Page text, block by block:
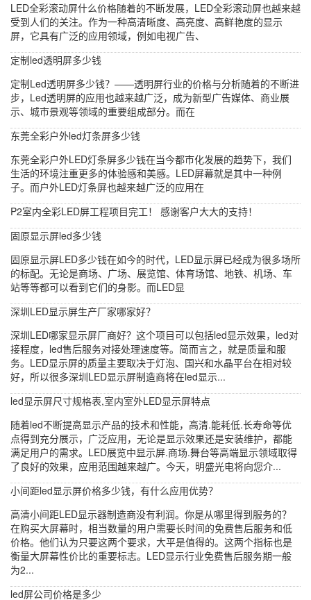
LED全彩滚动屏什么价格随着的不断发展，LED全彩滚动屏也越来越
受到人们的关注。作为一种高清晰度、高亮度、高鲜艳度的显示
屏，它具有广泛的应用领域，例如电视广告、
定制led透明屏多少钱
定制Led透明屏多少钱？——透明屏行业的价格与分析随着的不断进
步，Led透明屏的应用也越来越广泛，成为新型广告媒体、商业展
示、城市景观等领域的重要组成部分。而在
东莞全彩户外led灯条屏多少钱
东莞全彩户外LED灯条屏多少钱在当今都市化发展的趋势下，我们
生活的环境注重更多的体验感和美感。LED屏幕就是其中一种例
子。而户外LED灯条屏也越来越广泛的应用在
P2室内全彩LED屏工程项目完工！ 感谢客户大大的支持！
固原显示屏led多少钱
固原显示屏LED多少钱在如今的时代，LED显示屏已经成为很多场所
的标配。无论是商场、广场、展览馆、体育场馆、地铁、机场、车
站等等都可以看到它们的身影。而LED显
深圳LED显示屏生产厂家哪家好？
深圳LED哪家显示屏厂商好？这个项目可以包括led显示效果，led对
接程度，led售后服务对接处理速度等。简而言之，就是质量和服
务。LED显示屏的质量主要取决于灯泡、国兴和水晶平台在相对较
好，所以很多深圳LED显示屏制造商将在led显示...
led显示屏尺寸规格表,室内室外LED显示屏特点
随着led不断提高显示产品的技术和性能，高清.能耗低.长寿命等优
点得到充分展示，广泛应用，无论是显示效果还是安装维护，都能
满足用户的需求。LED展览中显示屏.商场.舞台等高端显示领域取得
了良好的效果，应用范围越来越广。今天，明盛光电将向您介...
小间距led显示屏价格多少钱，有什么应用优势？
高清小间距LED显示器制造商没有利润。你是从哪里得到服务的？
在购买大屏幕时，相当数量的用户需要长时间的免费售后服务和低
价格。他们认为只要这两个要求，大平是值得的。这两个指标也是
衡量大屏幕性价比的重要标志。LED显示行业免费售后服务期一般
为2...
led屏公司价格是多少